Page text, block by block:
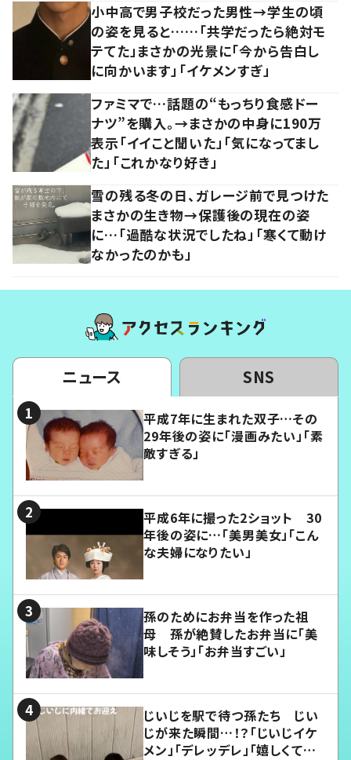
小中高で男子校だった男性→学生の頃
の姿を見ると……「共学だったら絶対モ
テてた」まさかの光景に「今から告白し
に向かいます」「イケメンすぎ」
ファミマで…話題の“もっちり食感ドー
ナツ”を購入。→まさかの中身に190万
表示「イイこと聞いた」「気になってまし
た」「これかなり好き」
雪の残る冬の日、ガレージ前で見つけた
まさかの生き物→保護後の現在の姿
に…「過酷な状況でしたね」「寒くて動け
なかったのかも」
ニュース SNS
平成7年に生まれた双子…その
29年後の姿に「漫画みたい」「素
敵すぎる」
平成6年に撮った2ショット 30
年後の姿に…「美男美女」「こん
な夫婦になりたい」
孫のためにお弁当を作った祖
母 孫が絶賛したお弁当に「美
味しそう」「お弁当すごい」
じいじを駅で待つ孫たち じい
じが来た瞬間…！？「じいじイケ
メン」「デレッデレ」「嬉しくて可